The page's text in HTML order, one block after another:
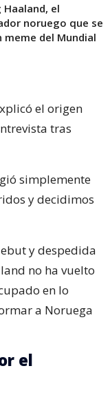
Haaland, el
noruego que se
del Mundial
el origen
tras
simplemente
y decidimos
y despedida
no ha vuelto
en lo
a Noruega
el